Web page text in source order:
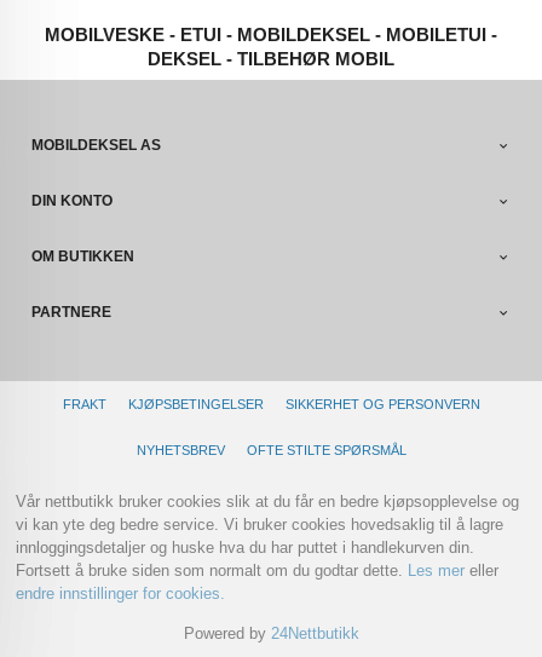
MOBILVESKE - ETUI - MOBILDEKSEL - MOBILETUI -
DEKSEL - TILBEHØR MOBIL
MOBILDEKSEL AS
DIN KONTO
OM BUTIKKEN
PARTNERE
FRAKT KJØPSBETINGELSER SIKKERHET OG PERSONVERN
NYHETSBREV OFTE STILTE SPØRSMÅL
Vår nettbutikk bruker cookies slik at du får en bedre kjøpsopplevelse og
vi kan yte deg bedre service. Vi bruker cookies hovedsaklig til å lagre
innloggingsdetaljer og huske hva du har puttet i handlekurven din.
Fortsett å bruke siden som normalt om du godtar dette. Les mer eller
endre innstillinger for cookies.
Powered by 24Nettbutikk